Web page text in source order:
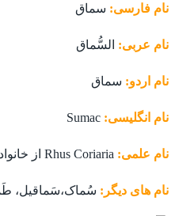
نام فارسی: سماق
نام عربی: السُّماق
نام اردو: سماق
نام انگلیسی:
نام علمی:
نام های دیگر: سُماک،سَماقیل،